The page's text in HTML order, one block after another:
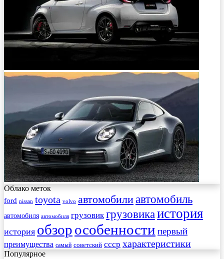
Облако меток
ford nissan toyota volvo автомобилиавтомобиль
автомобиля автомобиля грузовик грузовикаистория
история обзорособенности первый
преимущества самый советский ссср характеристики
Популярное